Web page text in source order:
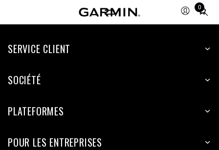
0
Total
items
cart:
SERVICE CLIENT
SOCIÉTÉ
PLATEFORMES
POUR LES ENTREPRISES